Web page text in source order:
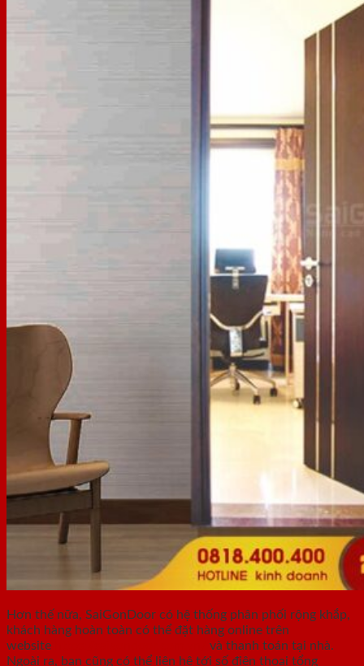
Hơn thế nữa, SaiGonDoor có hệ thống phân phối rộng khắp,
khách hàng hoàn toàn có thể đặt hàng online trên
website
và thanh toán tại nhà.
Ngoài ra, bạn cũng có thể liên hệ tới số điện thoại tổng